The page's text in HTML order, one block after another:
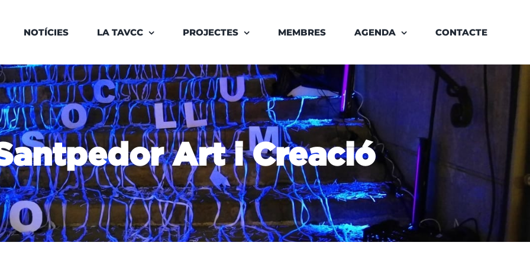
NOTÍCIES
LA TAVCC PROJECTES MEMBRES AGENDA CONTACTE
Art i Creació